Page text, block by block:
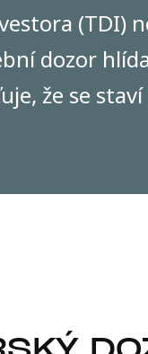
(TDI)
dozor
že se